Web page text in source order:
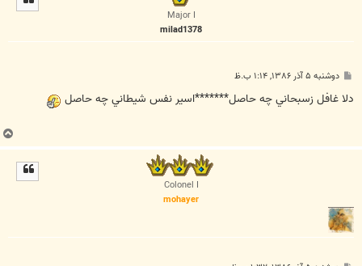
Major I
milad1378
پ
ت
دوشنبه ۵ آذر ۱۳۸۶, ۱:۱۴ ب.ظ
دلا غافل زسبحاني چه حاصل*******اسير نفس شيطاني چه حاصل
ب
ا
Colonel I
mohayer